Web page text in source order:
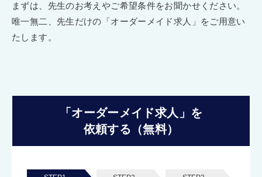
まずは、先生のお考えやご希望条件をお聞かせください。
唯一無二、先生だけの「オーダーメイド求人」をご用意い
たします。
「オーダーメイド求人」を
依頼する（無料）